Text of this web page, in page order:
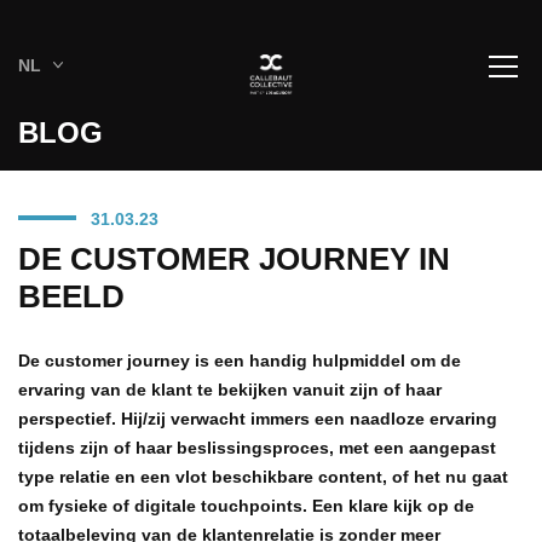
NL
BLOG
31.03.23
DE CUSTOMER JOURNEY IN
BEELD
De customer journey is een handig hulpmiddel om de
ervaring van de klant te bekijken vanuit zijn of haar
perspectief. Hij/zij verwacht immers een naadloze ervaring
tijdens zijn of haar beslissingsproces, met een aangepast
type relatie en een vlot beschikbare content, of het nu gaat
om fysieke of digitale touchpoints. Een klare kijk op de
totaalbeleving van de klantenrelatie is zonder meer